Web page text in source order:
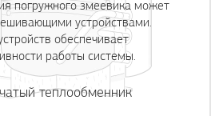
погружного змеевика может
устройствами.
обеспечивает
работы системы.
теплообменник